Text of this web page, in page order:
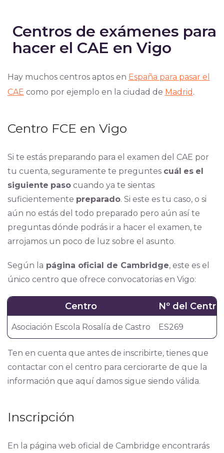
Centros de exámenes para
hacer el CAE en Vigo
Hay muchos centros aptos en España para pasar el
CAE como por ejemplo en la ciudad de Madrid .
Centro FCE en Vigo
Si te estás preparando para el examen del CAE por
tu cuenta, seguramente te preguntes cuál es el
siguiente pasocuando ya te sientas
suficientemente preparado. Si este es tu caso, o si
aún no estás del todo preparado pero aún así te
preguntas dónde podrás ir a hacer el examen, te
arrojamos un poco de luz sobre el asunto.
Según la página oficial de Cambridge, este es el
único centro que ofrece convocatorias en Vigo:
Centro Nº del
Asociación Escola Rosalía de Castro ES269
Ten en cuenta que antes de inscribirte, tienes que
contactar con el centro para cerciorarte de que la
información que aquí damos sigue siendo válida.
Inscripción
En la página web oficial de Cambridge encontrarás